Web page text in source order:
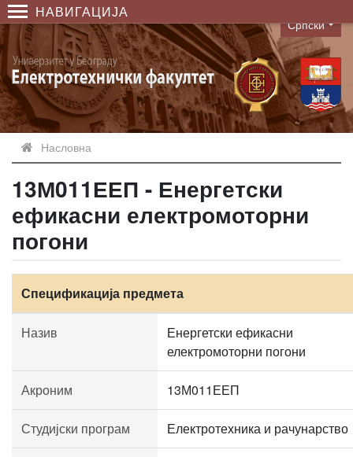
НАВИГАЦИЈА
Language
Српски
Насловна
13М011ЕЕП - Енергетски
ефикасни електромоторни
погони
Спецификација предмета
Назив
Енергетски ефикасни
електромоторни погони
Акроним 13М011ЕЕП
Студијски програм Електротехника и рачунарство